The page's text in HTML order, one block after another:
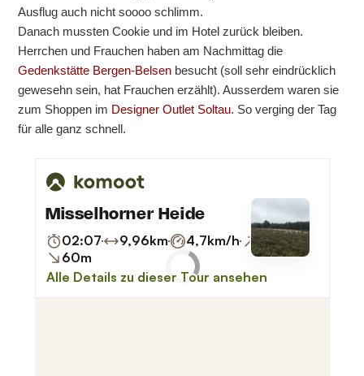
Ausflug auch nicht soooo schlimm.
Danach mussten Cookie und im Hotel zurück bleiben.
Herrchen und Frauchen haben am Nachmittag die
Gedenkstätte Bergen-Belsen besucht (soll sehr eindrücklich
gewesehn sein, hat Frauchen erzählt). Ausserdem waren sie
zum Shoppen im Designer Outlet Soltau. So verging der Tag
für alle ganz schnell.